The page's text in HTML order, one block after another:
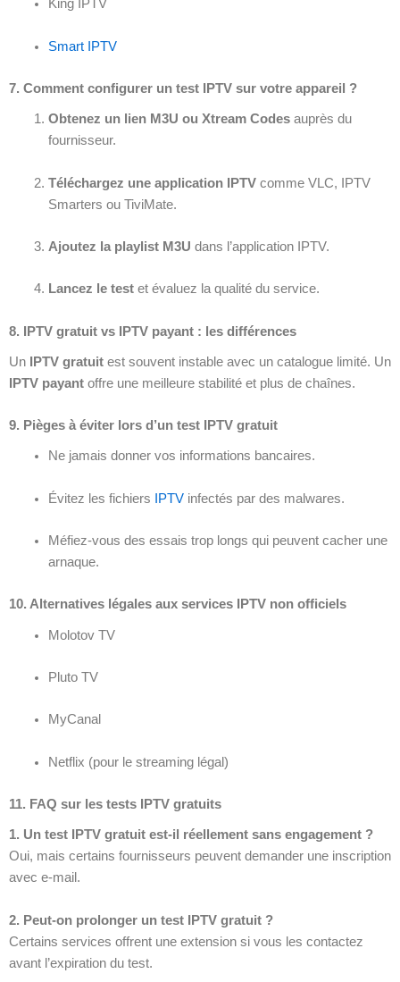
King IPTV
Smart IPTV
7. Comment configurer un test IPTV sur votre appareil ?
Obtenez un lien M3U ou Xtream Codesauprès du
fournisseur.
Téléchargez une application IPTVcomme VLC, IPTV
Smarters ou TiviMate.
Ajoutez la playlist M3U dans l’application IPTV.
Lancez le testet évaluez la qualité du service.
8. IPTV gratuit vs IPTV payant : les différences
Un IPTV gratuit est souvent instable avec un catalogue limité. Un
IPTV payant offre une meilleure stabilité et plus de chaînes.
9. Pièges à éviter lors d’un test IPTV gratuit
Ne jamais donner vos informations bancaires.
Évitez les fichiers IPTVinfectés par des malwares.
Méfiez-vous des essais trop longs qui peuvent cacher une
arnaque.
10. Alternatives légales aux services IPTV non officiels
Molotov TV
Pluto TV
MyCanal
Netflix (pour le streaming légal)
11. FAQ sur les tests IPTV gratuits
1. Un test IPTV gratuit est-il réellement sans engagement ?
Oui, mais certains fournisseurs peuvent demander une inscription
avec e-mail.
2. Peut-on prolonger un test IPTV gratuit ?
Certains services offrent une extension si vous les contactez
avant l’expiration du test.